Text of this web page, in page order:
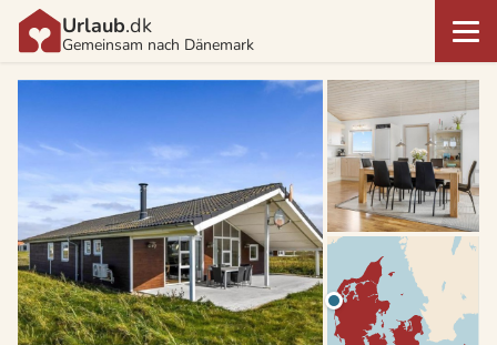
Urlaub.dk
Gemeinsam nach Dänemark